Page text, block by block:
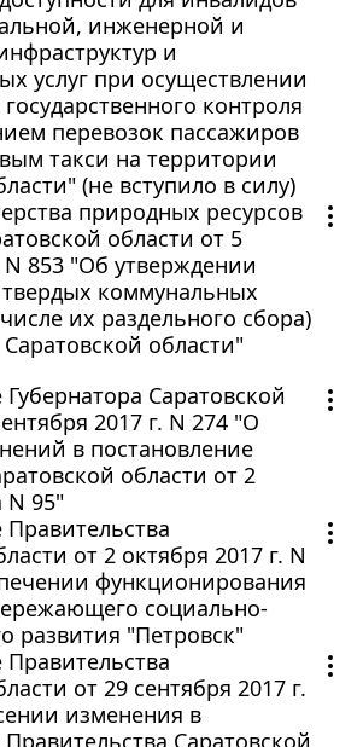
инженерной и
и
услуг при осуществлении
контроля
перевозок пассажиров
такси на территории
(не вступило в силу)
природных ресурсов
области от 5
N 853 "Об утверждении
коммунальных
их раздельного сбора)
области"
Саратовской
2017 г. N 274 "О
в постановление
области от 2
N 95"
от 2 октября 2017 г. N
функционирования
социально-
развития "Петровск"
от 29 сентября 2017 г.
изменения в
Саратовской